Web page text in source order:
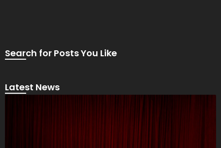
Search for Posts You Like
Latest News